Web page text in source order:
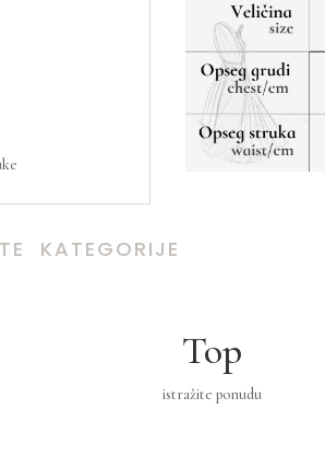
KATEGORIJE
Top
istražite ponudu